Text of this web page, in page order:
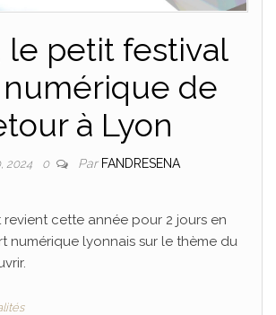
le petit festival
numérique de
à Lyon
2024 0 Par FANDRESENA
revient cette année pour 2 jours en
numérique lyonnais sur le thème du